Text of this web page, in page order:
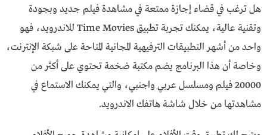
هل ترغب في قضاء إجازة ممتعة في مشاهدة فيلم جديد وبجودة
وتقنية عالية، يمكنك تجربة تطبيق Time Movies للاندرويد، فهو
واحد من أشهر التطبيقات الترفيهية المجانية المتاحة على شبكة الإنترنت،
وخاصة أن هذا البرنامج يضم مكتبة ضخمة تحتوي على أكثر من
20000 فيلم ومسلسل عربي واجنبي، والتي يمكنك الاستماع في
مشاهدتها من خلال شاشة هاتفك الاندرويد.